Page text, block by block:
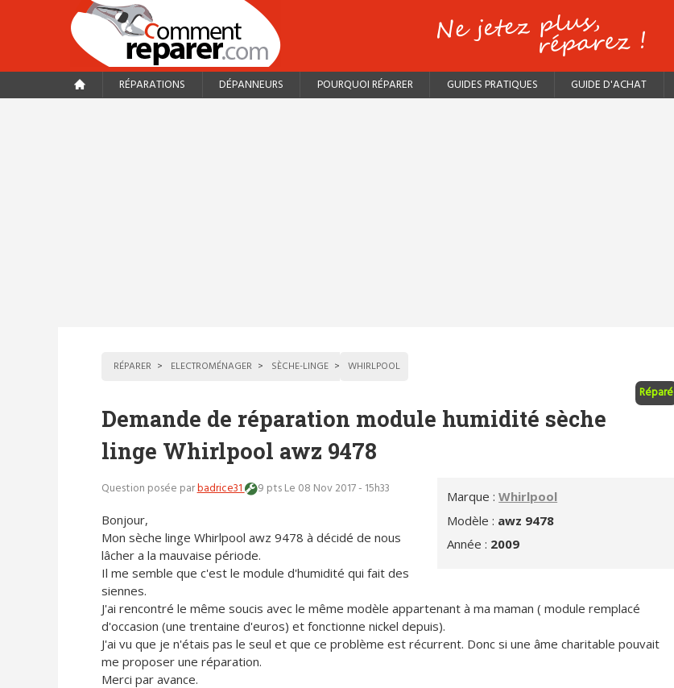
RÉPARATIONS DÉPANNEURS POURQUOI RÉPARER GUIDES PRATIQUES GUIDE D'ACHAT
RÉPARER ELECTROMÉNAGER SÈCHE-LINGE WHIRLPOOL
Réparé
Demande de réparation module humidité sèche
linge Whirlpool awz 9478
Marque :Whirlpool
Modèle : awz 9478
Année : 2009
Question posée parbadrice31 9 ptsLe 08 Nov 2017 - 15h33
Bonjour,
Mon sèche linge Whirlpool awz 9478 à décidé de nous
lâcher a la mauvaise période.
Il me semble que c'est le module d'humidité qui fait des
siennes.
J'ai rencontré le même soucis avec le même modèle appartenant à ma maman ( module remplacé
d'occasion (une trentaine d'euros) et fonctionne nickel depuis).
J'ai vu que je n'étais pas le seul et que ce problème est récurrent. Donc si une âme charitable pouvait
me proposer une réparation.
Merci par avance.